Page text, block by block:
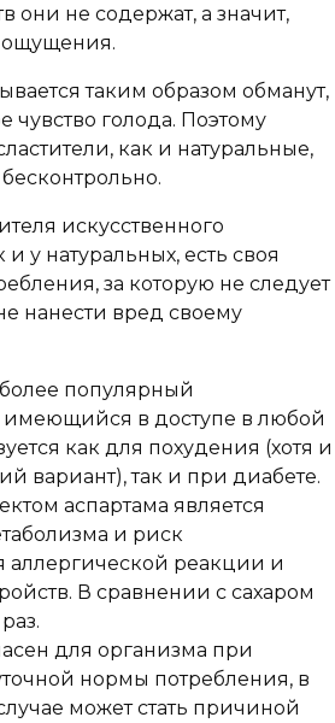
они не содержат, а значит,
ощущения.
таким образом обманут,
чувство голода. Поэтому
как и натуральные,
искусственного
у натуральных, есть своя
за которую не следует
нанести вред своему
популярный
имеющийся в доступе в любой
как для похудения (хотя и
вариант), так и при диабете.
аспартама является
и риск
аллергической реакции и
В сравнении с сахаром
для организма при
нормы потребления, в
может стать причиной